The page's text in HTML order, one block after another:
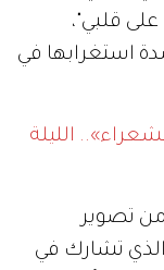
قلبي"،
استغرابها في
الليلة
تصوير
الذي تشارك في